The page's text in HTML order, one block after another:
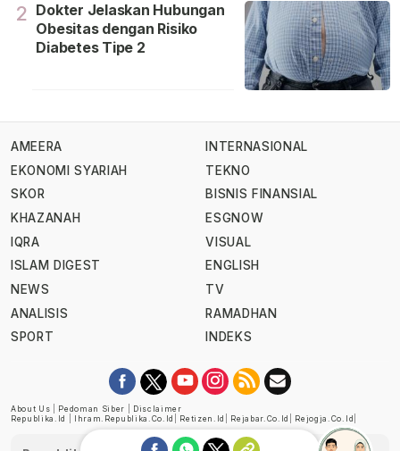
2 Dokter Jelaskan Hubungan
Obesitas dengan Risiko
Diabetes Tipe 2
AMEERA
EKONOMI SYARIAH
SKOR
KHAZANAH
IQRA
ISLAM DIGEST
NEWS
ANALISIS
SPORT
INTERNASIONAL
TEKNO
BISNIS FINANSIAL
ESGNOW
VISUAL
ENGLISH
TV
RAMADHAN
INDEKS
About Us Pedoman Siber
Disclaimer
Republika.id
Ihram.republika.co.id Retizen.id Rejabar.co.id Rejogja.co.id